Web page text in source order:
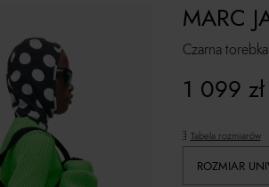
Czarna
MARC
1 099 zł
Tabela rozmiarów
ROZMIAR